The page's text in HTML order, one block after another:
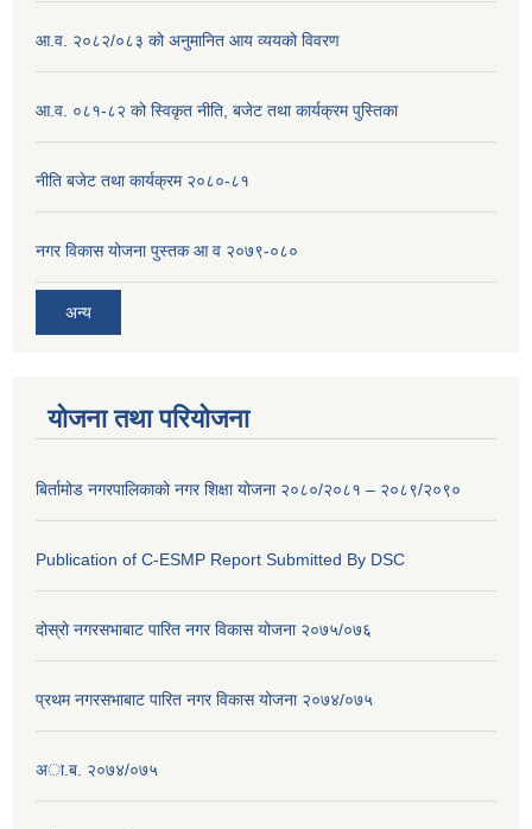
आ.व. २०८२/०८३ को अनुमानित आय व्ययको विवरण
आ.व. ०८१-८२ को स्विकृत नीति, बजेट तथा कार्यक्रम पुस्तिका
नीति बजेट तथा कार्यक्रम २०८०-८१
नगर विकास योजना पुस्तक आ व २०७९-०८०
अन्य
योजना तथा परियोजना
बिर्तामोड नगरपालिकाको नगर शिक्षा योजना २०८०/२०८१ – २०८९/२०९०
Publication of C-ESMP Report Submitted By DSC
दोस्रो नगरसभाबाट पारित नगर विकास योजना २०७५/०७६
प्रथम नगरसभाबाट पारित नगर विकास योजना २०७४/०७५
अा.ब. २०७४/०७५